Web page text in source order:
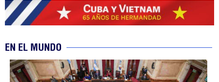
EN EL MUNDO